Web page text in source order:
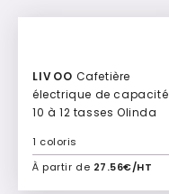
LIVOO
électrique de capacité
10 à 12 tasses Olinda
À partir de 27.56€/HT
1 coloris